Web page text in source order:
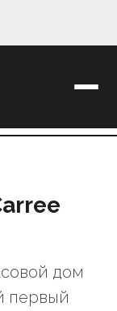
дом
первый